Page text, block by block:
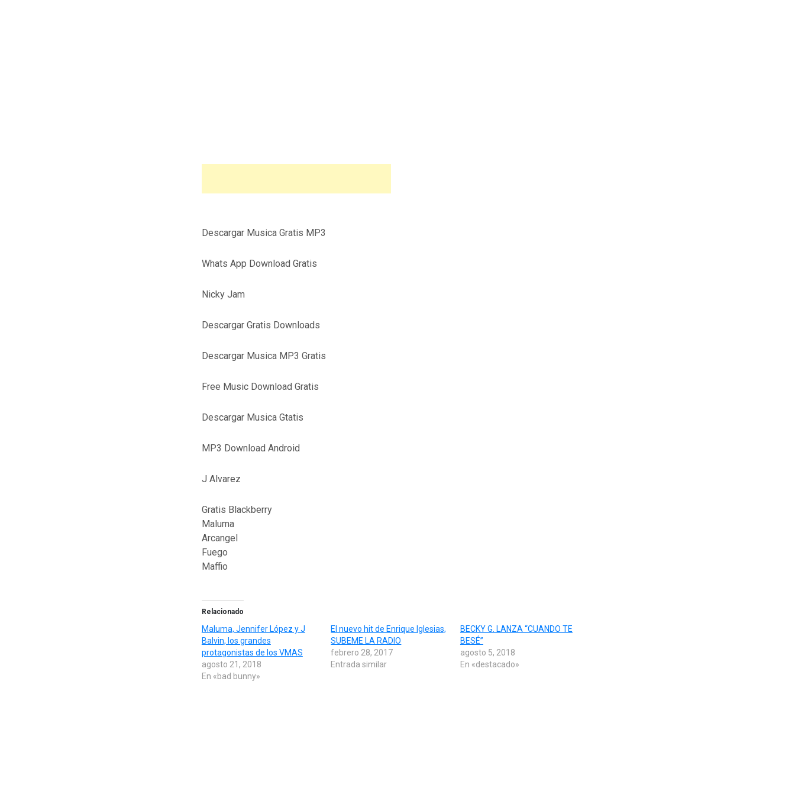
Descargar Musica Gratis MP3
Whats App Download Gratis
Nicky Jam
Descargar Gratis Downloads
Descargar Musica MP3 Gratis
Free Music Download Gratis
Descargar Musica Gtatis
MP3 Download Android
J Alvarez
Gratis Blackberry
Maluma
Arcangel
Fuego
Maffio
Relacionado
Maluma, Jennifer López y J
Balvin, los grandes
protagonistas de los VMAS
agosto 21, 2018
En «bad bunny»
El nuevo hit de Enrique Iglesias,
SUBEME LA RADIO
febrero 28, 2017
Entrada similar
BECKY G. LANZA “CUANDO TE
BESÉ”
agosto 5, 2018
En «destacado»